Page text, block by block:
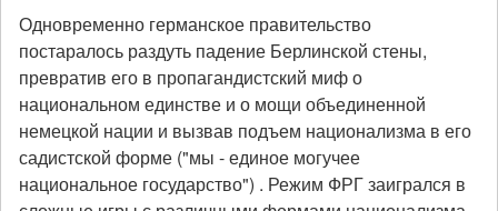
Одновременно германское правительство
постаралось раздуть падение Берлинской стены,
превратив его в пропагандистский миф о
национальном единстве и о мощи объединенной
немецкой нации и вызвав подъем национализма в его
садистской форме ("мы - единое могучее
национальное государство") . Режим ФРГ заигрался в